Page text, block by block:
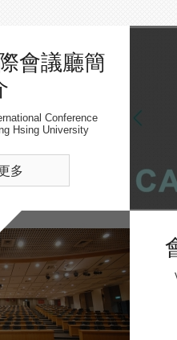
會議廳簡
Conference
Hsing University
多